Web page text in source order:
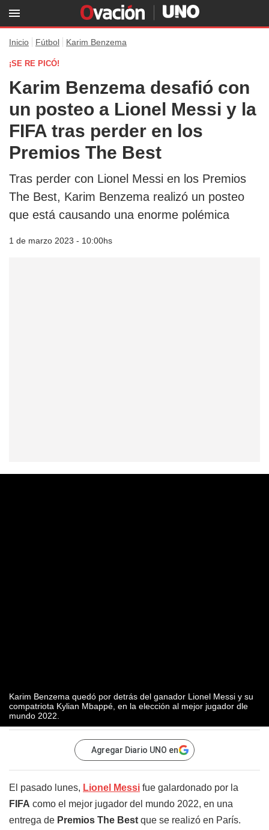
Inicio Fútbol Karim Benzema
¡SE RE PICÓ!
Karim Benzema desafió con
un posteo a Lionel Messi y la
FIFA tras perder en los
Premios The Best
Tras perder con Lionel Messi en los Premios
The Best, Karim Benzema realizó un posteo
que está causando una enorme polémica
1 de marzo 2023 - 10:00hs
Karim Benzema quedó por detrás del ganador Lionel Messi y su
compatriota Kylian Mbappé, en la elección al mejor jugador dle
mundo 2022.
Agregar Diario UNO en
El pasado lunes, Lionel Messi fue galardonado por la
FIFA como el mejor jugador del mundo 2022, en una
entrega de Premios The Best que se realizó en París.